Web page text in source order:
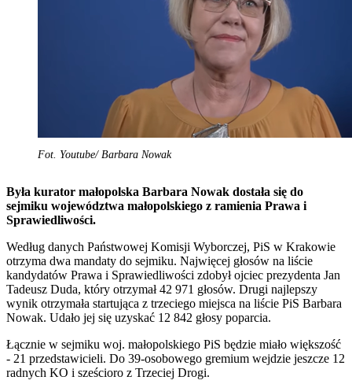
Fot. Youtube/ Barbara Nowak
Była kurator małopolska Barbara Nowak dostała się do
sejmiku województwa małopolskiego z ramienia Prawa i
Sprawiedliwości.
Według danych Państwowej Komisji Wyborczej, PiS w Krakowie
otrzyma dwa mandaty do sejmiku. Najwięcej głosów na liście
kandydatów Prawa i Sprawiedliwości zdobył ojciec prezydenta Jan
Tadeusz Duda, który otrzymał 42 971 głosów. Drugi najlepszy
wynik otrzymała startująca z trzeciego miejsca na liście PiS Barbara
Nowak. Udało jej się uzyskać 12 842 głosy poparcia.
Łącznie w sejmiku woj. małopolskiego PiS będzie miało większość
- 21 przedstawicieli. Do 39-osobowego gremium wejdzie jeszcze 12
radnych KO i sześcioro z Trzeciej Drogi.